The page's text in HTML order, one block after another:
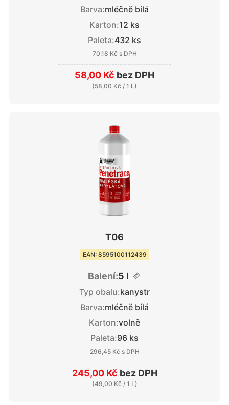
Barva:mléčně bílá
Karton:12 ks
Paleta:432 ks
70,18 Kč s DPH
58,00 Kč bez DPH
(58,00 Kč / 1 L)
T06
EAN: 8595100112439
Balení:5 l
Typ obalu:kanystr
Barva:mléčně bílá
Karton:volně
Paleta:96 ks
296,45 Kč s DPH
245,00 Kč bez DPH
(49,00 Kč / 1 L)